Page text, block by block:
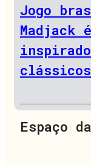
Jogo
Madjack
clássicos
Espaço